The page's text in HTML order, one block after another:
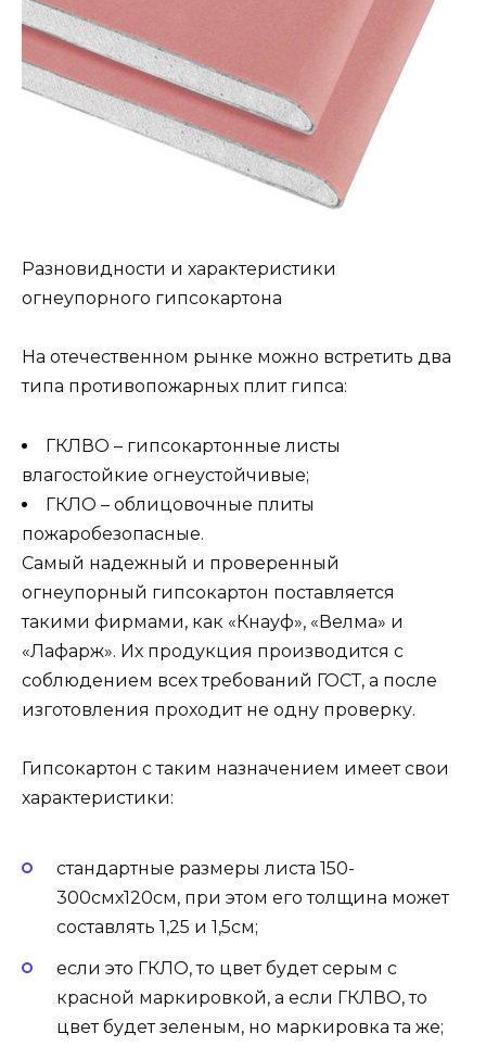
Разновидности и характеристики
огнеупорного гипсокартона
На отечественном рынке можно встретить два
типа противопожарных плит гипса:
ГКЛВО – гипсокартонные листы
влагостойкие огнеустойчивые;
ГКЛО – облицовочные плиты
пожаробезопасные.
Самый надежный и проверенный
огнеупорный гипсокартон поставляется
такими фирмами, как «Кнауф», «Велма» и
«Лафарж». Их продукция производится с
соблюдением всех требований ГОСТ, а после
изготовления проходит не одну проверку.
Гипсокартон с таким назначением имеет свои
характеристики:
стандартные размеры листа 150-
300смх120см, при этом его толщина может
составлять 1,25 и 1,5см;
если это ГКЛО, то цвет будет серым с
красной маркировкой, а если ГКЛВО, то
цвет будет зеленым, но маркировка та же;